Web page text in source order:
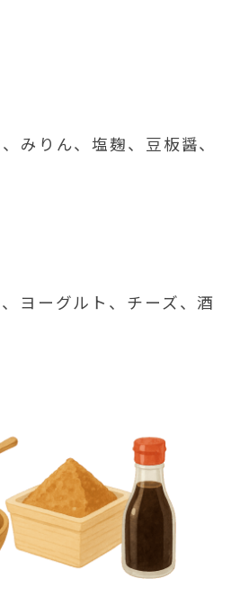
みりん、塩麹、豆板醤、
、ヨーグルト、チーズ、酒